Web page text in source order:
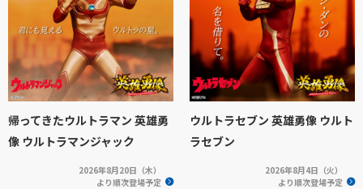
帰ってきたウルトラマン 英雄勇
像 ウルトラマンジャック
2026年8月20日（木）
より順次登場予定
ウルトラセブン 英雄勇像 ウルト
ラセブン
2026年8月4日（火）
より順次登場予定